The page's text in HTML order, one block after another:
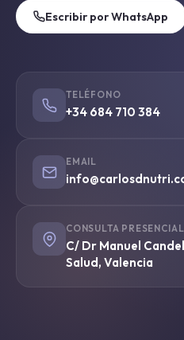
Escribir por WhatsApp
TELÉFONO
+34 684 710 384
EMAIL
CONSULTA PRESENCIAL
C/ Dr Manuel
Salud, Valencia